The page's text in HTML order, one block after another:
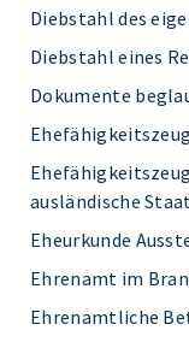
Diebstahl des
Diebstahl eines
Dokumente
ausländische
Eheurkunde
Ehrenamt im
Ehrenamtliche